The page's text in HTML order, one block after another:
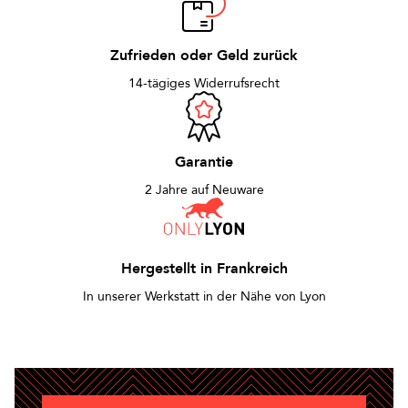
Zufrieden oder Geld zurück
14-tägiges Widerrufsrecht
Garantie
2 Jahre auf Neuware
Hergestellt in Frankreich
In unserer Werkstatt in der Nähe von Lyon